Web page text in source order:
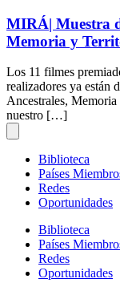
MIRÁ| Muestra
Memoria y
Los 11 filmes
realizadores ya están
Ancestrales,
nuestro […]
Biblioteca
Países
Redes
Oportunidades
Biblioteca
Países
Redes
Oportunidades